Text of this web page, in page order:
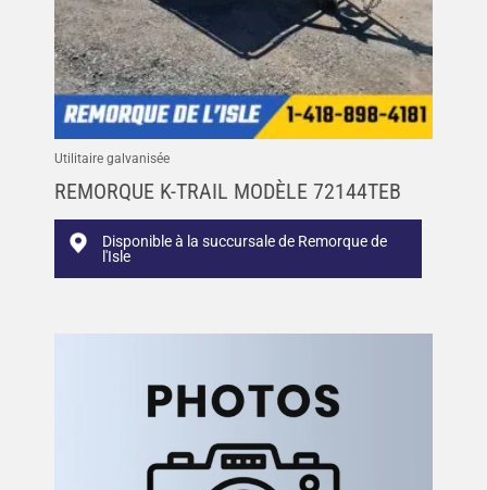
Utilitaire galvanisée
REMORQUE K-TRAIL MODÈLE 72144TEB
Disponible à la succursale de Remorque de
l'Isle